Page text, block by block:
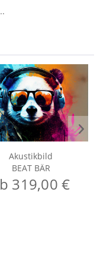
Akustikbild
BEAT BÄR
319,00 €